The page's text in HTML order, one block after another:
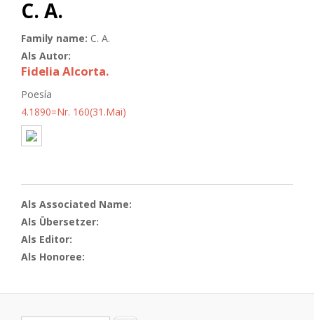
C. A.
Family name: C. A.
Als Autor:
Fidelia Alcorta.
Poesía
4.1890=Nr. 160(31.Mai)
Als Associated Name:
Als Übersetzer:
Als Editor:
Als Honoree: